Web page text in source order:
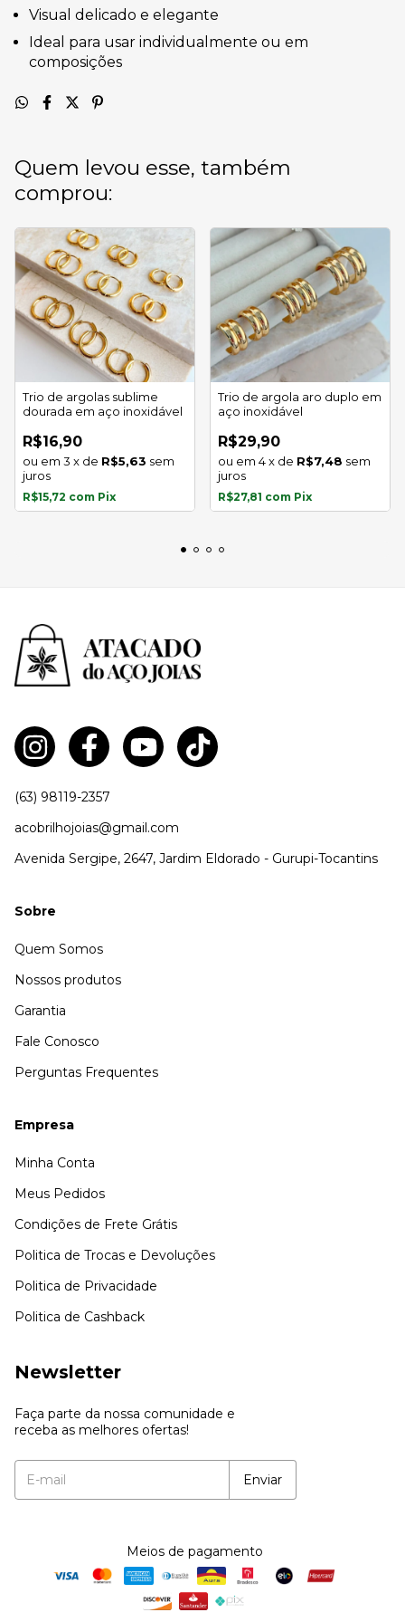
Visual delicado e elegante
Ideal para usar individualmente ou em
composições
Quem levou esse, também
comprou:
Trio de argolas sublime
dourada em aço inoxidável
R$16,90
3 x de R$5,63 sem
juros
R$15,72 com Pix
Trio de argola aro duplo em
aço inoxidável
R$29,90
4x de R$7,48 sem
juros
R$27,81 com Pix
(63) 98119-2357
acobrilhojoias@gmail.com
Avenida Sergipe, 2647, Jardim Eldorado - Gurupi-Tocantins
Sobre
Quem Somos
Nossos produtos
Garantia
Fale Conosco
Perguntas Frequentes
Empresa
Minha Conta
Meus Pedidos
Condições de Frete Grátis
Politica de Trocas e Devoluções
Politica de Privacidade
Politica de Cashback
Newsletter
Faça parte da nossa comunidade e
receba as melhores ofertas!
Meios de pagamento